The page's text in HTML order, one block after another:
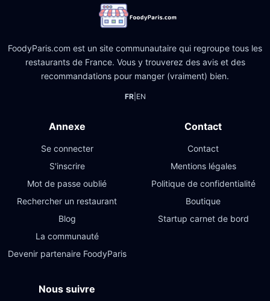
FoodyParis.com est un site communautaire qui regroupe tous les
restaurants de France. Vous y trouverez des avis et des
recommandations pour manger (vraiment) bien.
FR| EN
Annexe
Se connecter
S'inscrire
Mot de passe oublié
Rechercher un restaurant
Blog
La communauté
Devenir partenaire FoodyParis
Contact
Contact
Mentions légales
Politique de confidentialité
Boutique
Startup carnet de bord
Nous suivre